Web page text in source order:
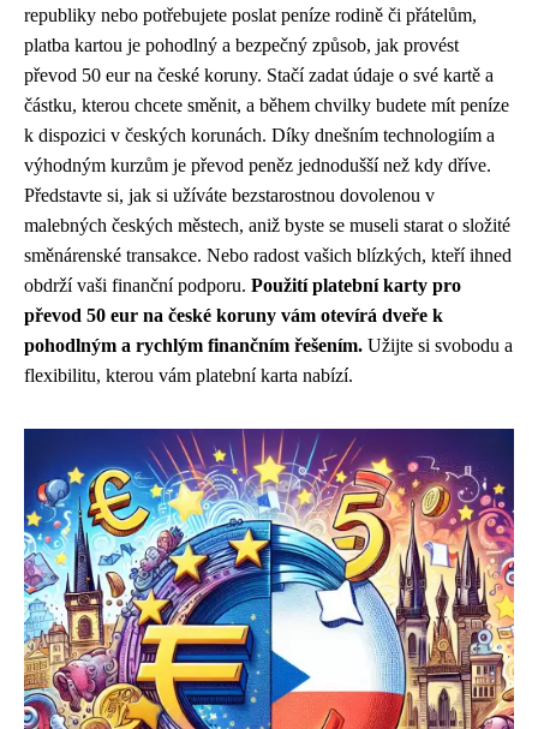
republiky nebo potřebujete poslat peníze rodině či přátelům,
platba kartou je pohodlný a bezpečný způsob, jak provést
převod 50 eur na české koruny. Stačí zadat údaje o své kartě a
částku, kterou chcete směnit, a během chvilky budete mít peníze
k dispozici v českých korunách. Díky dnešním technologiím a
výhodným kurzům je převod peněz jednodušší než kdy dříve.
Představte si, jak si užíváte bezstarostnou dovolenou v
malebných českých městech, aniž byste se museli starat o složité
směnárenské transakce. Nebo radost vašich blízkých, kteří ihned
obdrží vaši finanční podporu. Použití platební karty pro
převod 50 eur na české koruny vám otevírá dveře k
pohodlným a rychlým finančním řešením. Užijte si svobodu a
flexibilitu, kterou vám platební karta nabízí.